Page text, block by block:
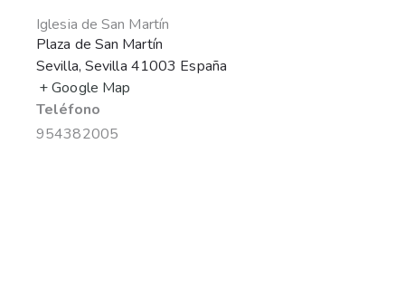
Iglesia de San Martín
Plaza de San Martín
Sevilla, Sevilla 41003 España
+ Google Map
Teléfono
954382005